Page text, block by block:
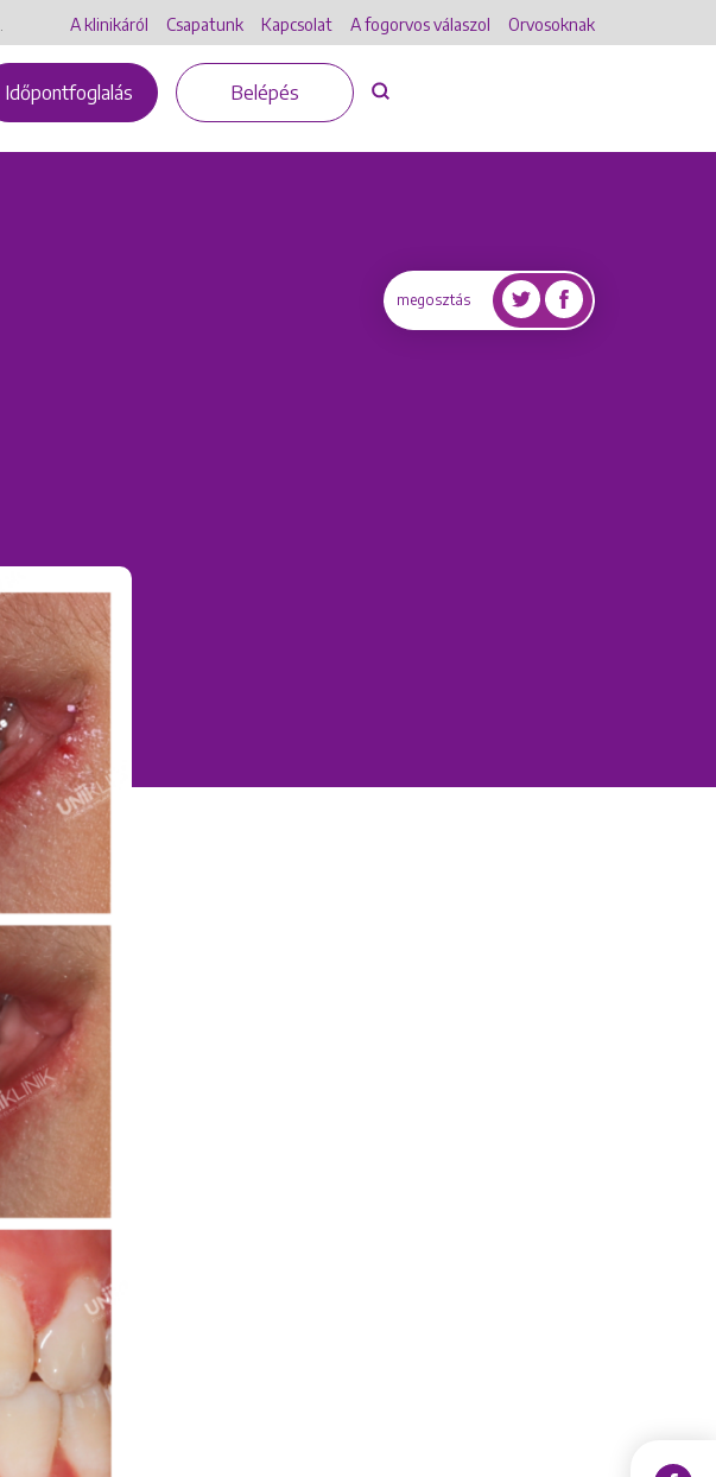
A klinikáról Csapatunk Kapcsolat A fogorvos válaszol Orvosoknak
Időpontfoglalás Belépés
megosztás